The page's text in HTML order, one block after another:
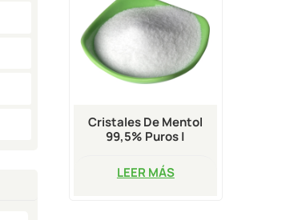
Cristales De Mentol
99,5% Puros |
Precio De Fábrica
LEER MÁS